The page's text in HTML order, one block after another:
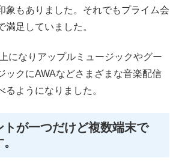
象もありました。それでもプライム会
満足していました。
になりアップルミュージックやグー
ックにAWAなどさまざまな音楽配信
るようになりました。
トが一つだけど複数端末で